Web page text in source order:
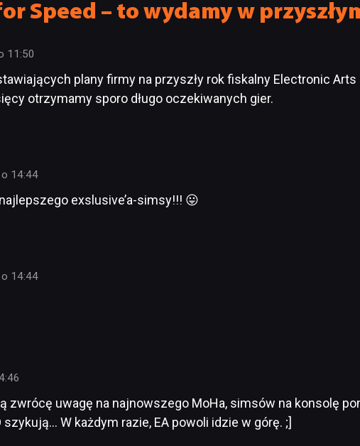
Speed – to wydamy w
11:50
plany firmy na przyszły rok fiskalny Electronic
otrzymamy sporo długo oczekiwanych gier.
14:44
exslusive’a-simsy!!! 😛
14:44
zwrócę uwagę na najnowszego MoHa, simsów na konsolę
W każdym razie, EA powoli idzie w górę. ;]